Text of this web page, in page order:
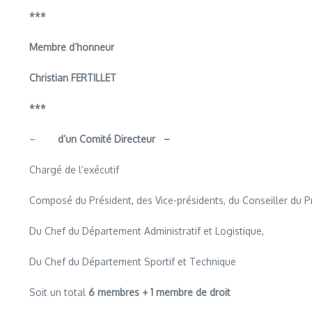
***
Membre d’honneur
Christian FERTILLET
***
– d’un Comité Directeur –
Chargé de l’exécutif
Composé du Président, des Vice-présidents, du Conseiller
Du Chef du Département Administratif et Logistique,
Du Chef du Département Sportif et Technique
Soit un total 6 membres + 1 membre de droit